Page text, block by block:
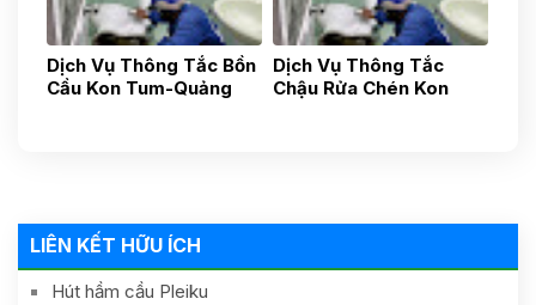
LIÊN KẾT HỮU ÍCH
Hút hầm cầu Pleiku
Dịch Vụ Thông Tắc Bồn
Cầu Kon Tum-Quảng
Dịch Vụ Thông Tắc
Chậu Rửa Chén Kon